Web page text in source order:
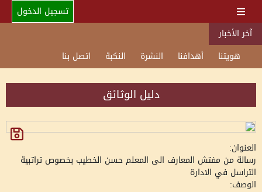
تسجيل الدخول
آخر الأخبار
هويتنا
أهدافنا النشرة النكبة اتصل بنا
دليل الوثائق
العنوان:
رسالة من مفتش المعارف الى المعلم حسن الخطيب بخصوص تراتبية
التراسل في الادارة
الوصف: